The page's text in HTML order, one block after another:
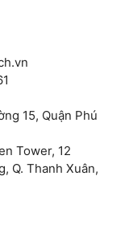
15, Quận Phú
Tower, 12
Q. Thanh Xuân,